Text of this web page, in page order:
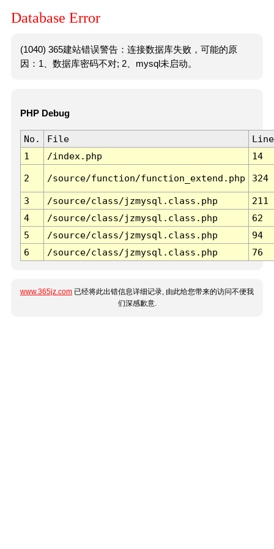
Database Error
(1040) 365建站错误警告：连接数据库失败，可能的原
因：1、数据库密码不对; 2、mysql未启动。
PHP Debug
No. File
Line
1
/index.php 14
2 /source/function/function_extend.php 324
3 /source/class/jzmysql.class.php
211
4
/source/class/jzmysql.class.php
62
5
/source/class/jzmysql.class.php
94
6
/source/class/jzmysql.class.php 76
www.365jz.com 已经将此出错信息详细记录, 由此给您带来的访问不便我
们深感歉意.